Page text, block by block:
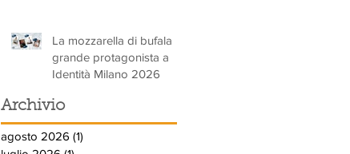
La mozzarella di bufala
grande protagonista a
Identità Milano 2026
Archivio
agosto 2026 (1)